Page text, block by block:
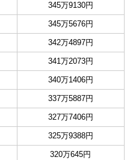
345万9130円
345万5676円
342万4897円
341万2073円
340万1406円
337万5887円
327万7406円
325万9388円
320万645円